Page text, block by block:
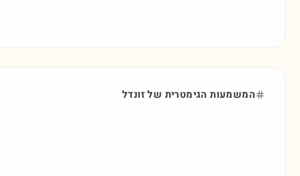
המשמעות הגימטרית שלזונדל